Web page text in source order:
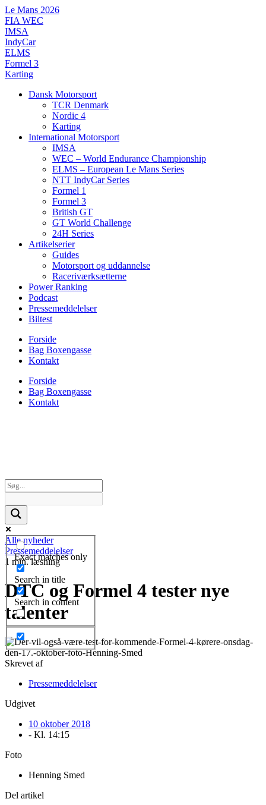
Videre
til
indhold
Le Mans 2026
FIA WEC
IMSA
IndyCar
ELMS
Formel 3
Karting
Dansk Motorsport
TCR Denmark
Nordic 4
Karting
International Motorsport
IMSA
WEC – World Endurance Championship
ELMS – European Le Mans Series
NTT IndyCar Series
Formel 1
Formel 3
British GT
GT World Challenge
24H Series
Artikelserier
Guides
Motorsport og uddannelse
Raceriværksætterne
Power Ranking
Podcast
Pressemeddelelser
Biltest
Forside
Bag Boxengasse
Kontakt
Forside
Bag Boxengasse
Kontakt
Exact matches only
Search in title
Search in content
Alle nyheder
Pressemeddelelser
1 min. læsning
DTC og Formel 4 tester nye
talenter
Skrevet af
Pressemeddelelser
Udgivet
10 oktober 2018
- Kl. 14:15
Foto
Henning Smed
Del artikel